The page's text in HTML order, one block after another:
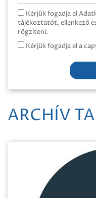
Kérjük fogadja el
tájékoztatót, ellenkező
rögzíteni.
Kérjük fogadja el a
ARCHÍV